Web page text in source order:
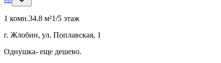
1 комн.34.8 м²1/5 этаж
г. Жлобин, ул. Поплавская, 1
Однушка- еще дешево.